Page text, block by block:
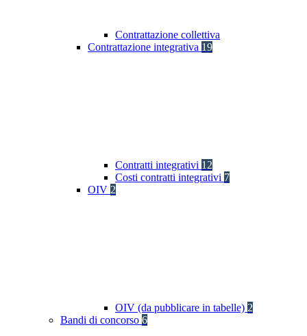
Contrattazione collettiva
Contrattazione integrativa 19
Contratti integrativi 12
Costi contratti integrativi 7
OIV 2
OIV (da pubblicare in tabelle) 2
Bandi di concorso 6